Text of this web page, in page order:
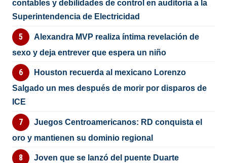
contables y debilidades de control en auditoría a la
Superintendencia de Electricidad
Alexandra MVP realiza íntima revelación de
sexo y deja entrever que espera un niño
Houston recuerda al mexicano Lorenzo
Salgado un mes después de morir por disparos de
ICE
Juegos Centroamericanos: RD conquista el
oro y mantienen su dominio regional
Joven que se lanzó del puente Duarte